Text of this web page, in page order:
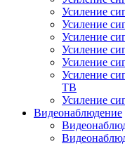
Усиление
Усиление
Усиление
Усиление
Усиление
Усиление
ТВ
Усиление
Видеонаблюдение